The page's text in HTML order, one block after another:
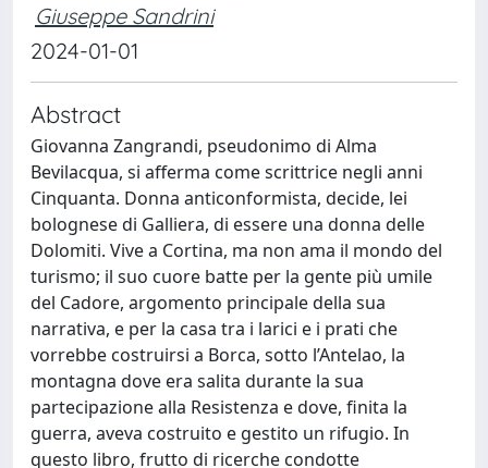
Giuseppe Sandrini
2024-01-01
Abstract
Giovanna Zangrandi, pseudonimo di Alma
Bevilacqua, si afferma come scrittrice negli anni
Cinquanta. Donna anticonformista, decide, lei
bolognese di Galliera, di essere una donna delle
Dolomiti. Vive a Cortina, ma non ama il mondo del
turismo; il suo cuore batte per la gente più umile
del Cadore, argomento principale della sua
narrativa, e per la casa tra i larici e i prati che
vorrebbe costruirsi a Borca, sotto l’Antelao, la
montagna dove era salita durante la sua
partecipazione alla Resistenza e dove, finita la
guerra, aveva costruito e gestito un rifugio. In
questo libro, frutto di ricerche condotte